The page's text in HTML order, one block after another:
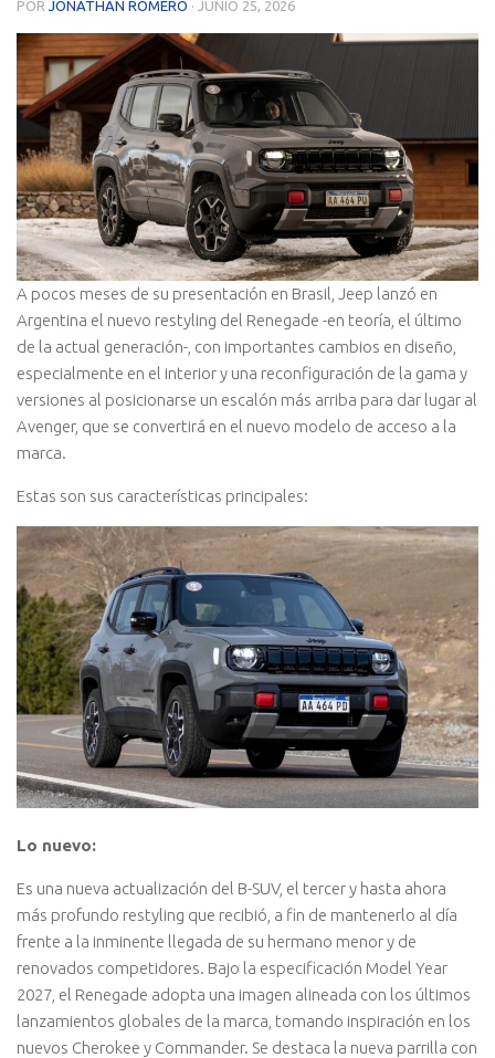
POR JONATHAN ROMERO · JUNIO 25, 2026
A pocos meses de su presentación en Brasil, Jeep lanzó en
Argentina el nuevo restyling del Renegade -en teoría, el último
de la actual generación-, con importantes cambios en diseño,
especialmente en el interior y una reconfiguración de la gama y
versiones al posicionarse un escalón más arriba para dar lugar al
Avenger, que se convertirá en el nuevo modelo de acceso a la
marca.
Estas son sus características principales:
Lo nuevo:
Es una nueva actualización del B-SUV, el tercer y hasta ahora
más profundo restyling que recibió, a fin de mantenerlo al día
frente a la inminente llegada de su hermano menor y de
renovados competidores. Bajo la especificación Model Year
2027, el Renegade adopta una imagen alineada con los últimos
lanzamientos globales de la marca, tomando inspiración en los
nuevos Cherokee y Commander. Se destaca la nueva parrilla con